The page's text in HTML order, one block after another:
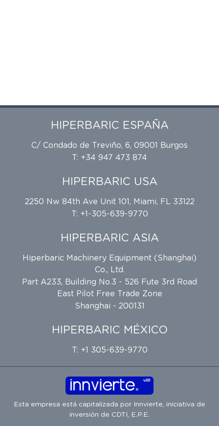
HIPERBARIC ESPAÑA
C/ Condado de Treviño, 6, 09001 Burgos
T: +34 947 473 874
HIPERBARIC USA
2250 Nw 84th Ave Unit 101, Miami, FL 33122
T: +1-305-639-9770
HIPERBARIC ASIA
Hiperbaric Machinery Equipment (Shanghai)
Co., Ltd.
Part A233, Building No.3 - 526 Fute 3rd Road
East Pilot Free Trade Zone
Shanghai - 200131
HIPERBARIC MÉXICO
T: +1 305-639-9770
Esta empresa está capitalizada por Innvierte, iniciativa de
inversión de CDTI, E.P.E.